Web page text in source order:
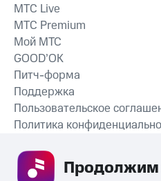
СКАЧАТЬ
MTС Live
MTС Premium
Мой МТС
GOOD’OK
Питч-форма
Поддержка
Пользовательское
Политика